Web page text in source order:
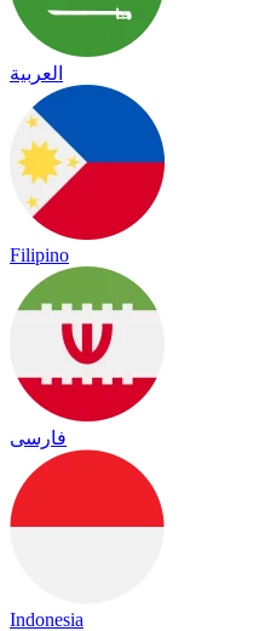
العربية
Filipino
فارسی
Indonesia